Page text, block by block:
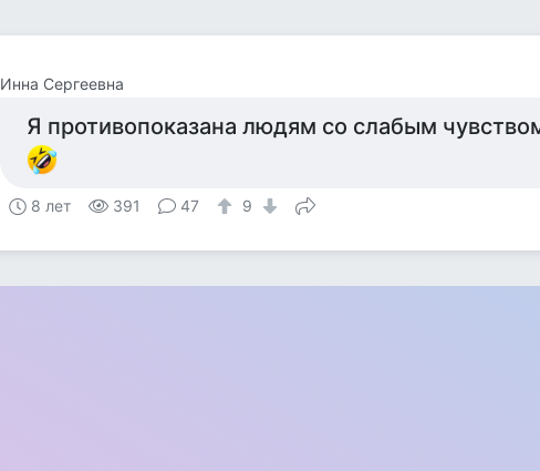
Инна Сергеевна
Я противопоказана людям со слабым
8 лет 391 47 9